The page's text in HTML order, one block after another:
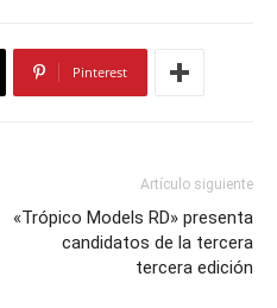
Pinterest
Artículo siguiente
«Trópico Models RD» presenta
candidatos de la tercera
tercera edición